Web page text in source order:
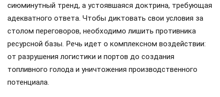
сиюминутный тренд, а устоявшаяся доктрина, требующая
адекватного ответа. Чтобы диктовать свои условия за
столом переговоров, необходимо лишить противника
ресурсной базы. Речь идет о комплексном воздействии:
от разрушения логистики и портов до создания
топливного голода и уничтожения производственного
потенциала.